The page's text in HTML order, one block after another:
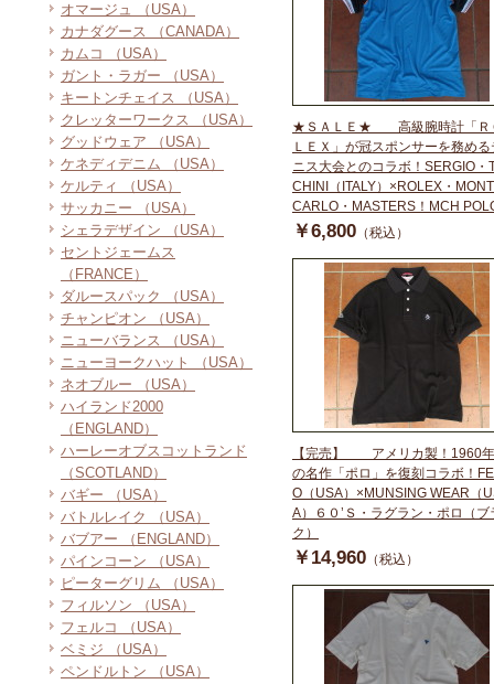
オマージュ （USA）
カナダグース （CANADA）
カムコ （USA）
ガント・ラガー （USA）
キートンチェイス （USA）
クレッターワークス （USA）
グッドウェア （USA）
ケネディデニム （USA）
ケルティ （USA）
サッカニー （USA）
シェラデザイン （USA）
セントジェームス
（FRANCE）
ダルースパック （USA）
チャンピオン （USA）
ニューバランス （USA）
ニューヨークハット （USA）
ネオブルー （USA）
ハイランド2000
（ENGLAND）
ハーレーオブスコットランド
（SCOTLAND）
バギー （USA）
バトルレイク （USA）
バブアー （ENGLAND）
パインコーン （USA）
ピーターグリム （USA）
フィルソン （USA）
フェルコ （USA）
ベミジ （USA）
ペンドルトン （USA）
★ＳＡＬＥ★ 高級腕時計「Ｒ
ＬＥＸ」が冠スポンサーを務める
ニス大会とのコラボ！SERGIO・
CHINI（ITALY）×ROLEX・
CARLO・MASTERS！MCH
￥6,800 （税込）
【完売】 アメリカ製！1960
の名作「ポロ」を復刻コラボ！
O（USA）×MUNSING WEAR（
A）６０’Ｓ・ラグラン・ポロ（ブ
ク）
￥14,960 （税込）